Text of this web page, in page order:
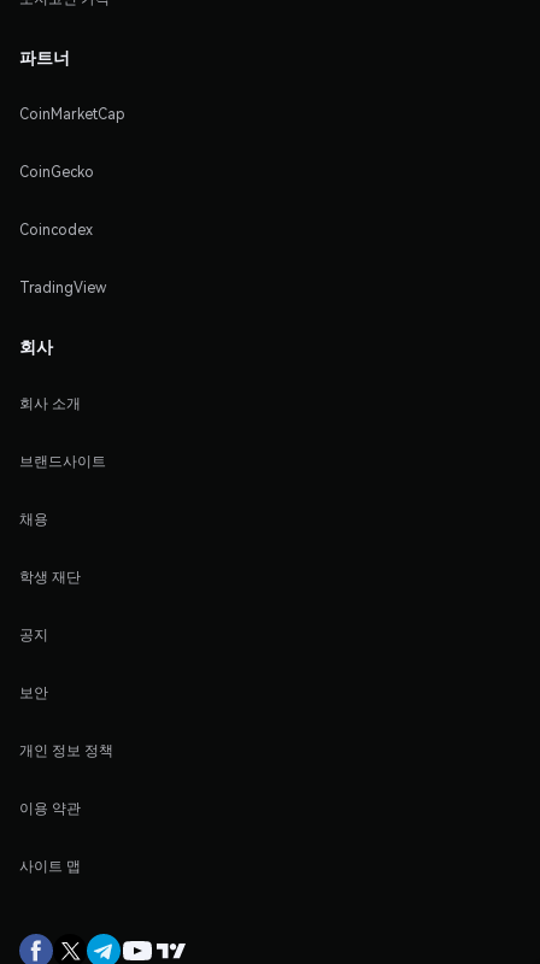
파트너
CoinMarketCap
CoinGecko
Coincodex
TradingView
회사
회사 소개
브랜드사이트
채용
학생 재단
공지
보안
개인 정보 정책
이용 약관
사이트 맵